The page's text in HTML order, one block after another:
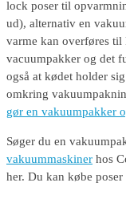
lock poser til
ud), alternativ en
varme kan overføres til
vacuumpakker og det
også at kødet holder
omkring
gør en vakuumpakker
Søger du en
vakuummaskiner hos
her. Du kan købe